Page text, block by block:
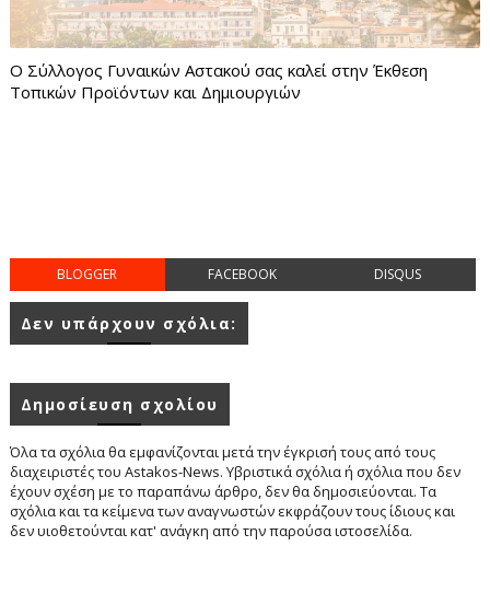
Ο Σύλλογος Γυναικών Αστακού σας καλεί στην Έκθεση
Τοπικών Προϊόντων και Δημιουργιών
BLOGGER FACEBOOK DISQUS
Δεν υπάρχουν σχόλια:
Δημοσίευση σχολίου
Όλα τα σχόλια θα εμφανίζονται μετά την έγκρισή τους από τους
διαχειριστές του Astakos-News. Υβριστικά σχόλια ή σχόλια που δεν
έχουν σχέση με το παραπάνω άρθρο, δεν θα δημοσιεύονται. Τα
σχόλια και τα κείμενα των αναγνωστών εκφράζουν τους ίδιους και
δεν υιοθετούνται κατ' ανάγκη από την παρούσα ιστοσελίδα.